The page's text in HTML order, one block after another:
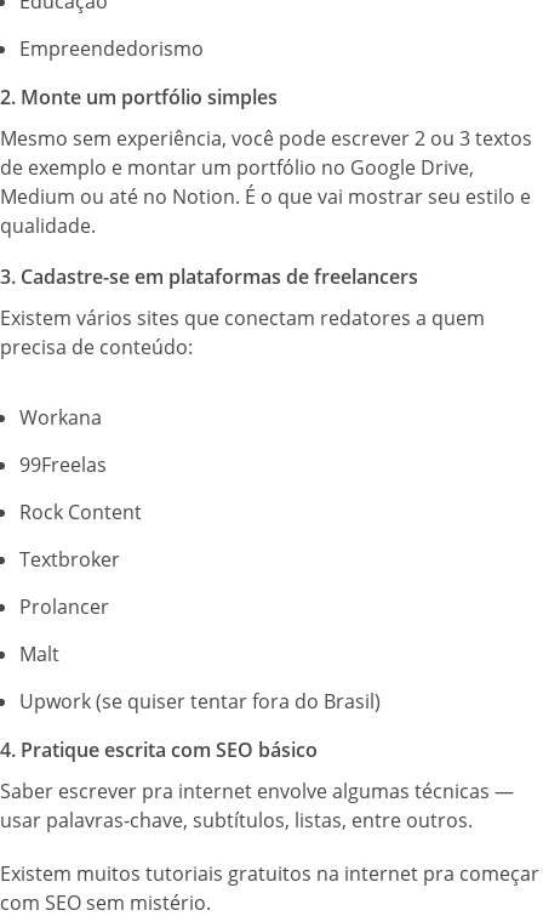
Empreendedorismo
2. Monte um portfólio simples
Mesmo sem experiência, você pode escrever 2 ou 3 textos
de exemplo e montar um portfólio no Google Drive,
Medium ou até no Notion. É o que vai mostrar seu estilo e
qualidade.
3. Cadastre-se em plataformas de freelancers
Existem vários sites que conectam redatores a quem
precisa de conteúdo:
Workana
99Freelas
Rock Content
Textbroker
Prolancer
Malt
Upwork (se quiser tentar fora do Brasil)
4. Pratique escrita com SEO básico
Saber escrever pra internet envolve algumas técnicas —
usar palavras-chave, subtítulos, listas, entre outros.
Existem muitos tutoriais gratuitos na internet pra começar
com SEO sem mistério.